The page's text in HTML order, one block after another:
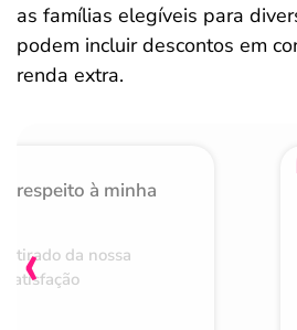
as famílias elegíveis para
podem incluir descontos em
renda extra.
respeito à minha
da nossa
‹